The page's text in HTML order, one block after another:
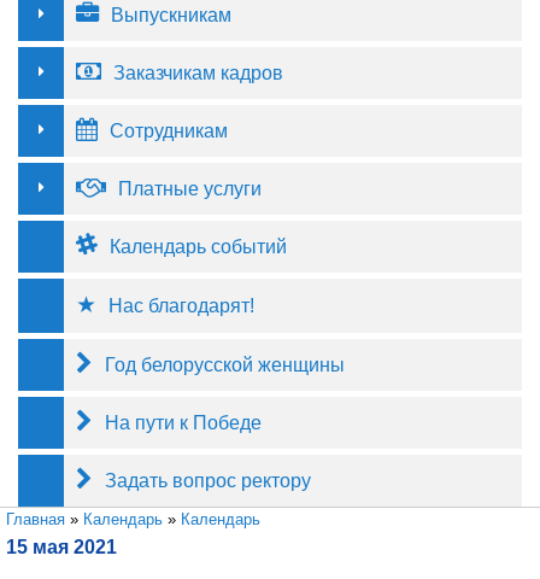
Выпускникам
Заказчикам кадров
Сотрудникам
Платные услуги
Календарь событий
Нас благодарят!
Год белорусской женщины
На пути к Победе
Задать вопрос ректору
Вы здесь
Главная » Календарь » Календарь
15 мая 2021